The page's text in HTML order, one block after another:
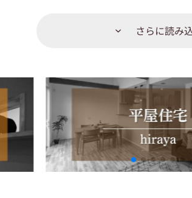
さらに読み